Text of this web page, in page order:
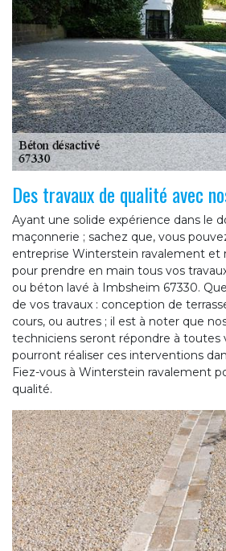
Des travaux de qualité avec
Ayant une solide expérience dans le
maçonnerie ; sachez que, vous
entreprise Winterstein ravalement et
pour prendre en main tous vos
ou béton lavé à Imbsheim 67330.
de vos travaux : conception de
cours, ou autres ; il est à noter que
techniciens seront répondre à toutes
pourront réaliser ces interventions
Fiez-vous à Winterstein ravalement
qualité.